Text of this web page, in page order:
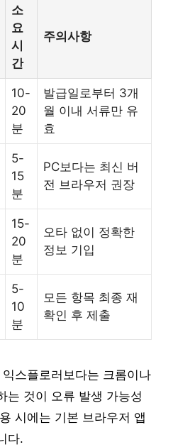
소
요
시
간
주의사항
10-
20
분
발급일로부터 3개
월 이내 서류만 유
효
5-
15
분
PC보다는 최신 버
전 브라우저 권장
15-
20
분
오타 없이 정확한
정보 기입
5-
10
분
모든 항목 최종 재
확인 후 제출
스플로러보다는 크롬이나
는 것이 오류 발생 가능성
시에는 기본 브라우저 앱
다.